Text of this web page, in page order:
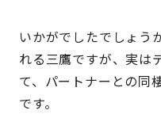
いかがでしたでしょう
れる三鷹ですが、実は
て、パートナーとの同
です。